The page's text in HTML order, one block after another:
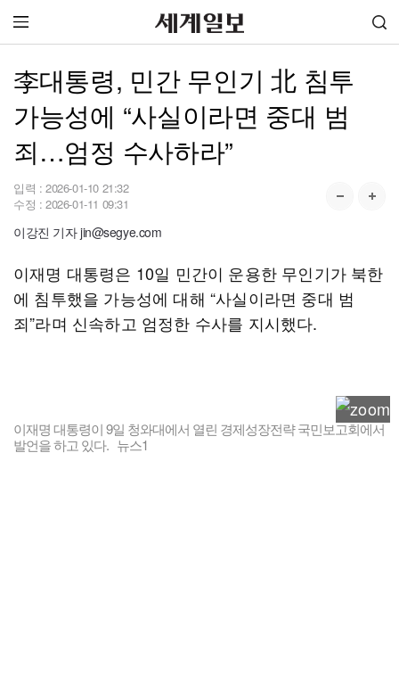
李대통령, 민간 무인기 北 침투
가능성에 “사실이라면 중대 범
죄…엄정 수사하라”
입력 : 2026-01-10 21:32
수정 : 2026-01-11 09:31
이강진 기자 jin@segye.com
이재명 대통령은 10일 민간이 운용한 무인기가 북한
에 침투했을 가능성에 대해 “사실이라면 중대 범
죄”라며 신속하고 엄정한 수사를 지시했다.
이재명 대통령이 9일 청와대에서 열린 경제성장전략 국민보고회에서
발언을 하고 있다. 뉴스1